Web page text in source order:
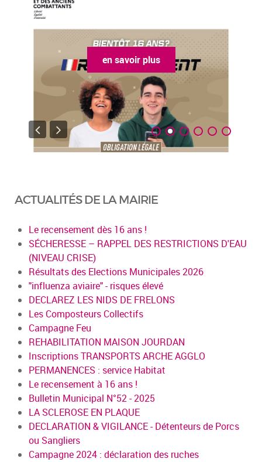
en savoir plus
ACTUALITÉS DE LA MAIRIE
Le recensement dès 16 ans !
SÉCHERESSE – RAPPEL DES RESTRICTIONS D'EAU
(NIVEAU CRISE)
Résultats des Elections Municipales 2026
"influenza aviaire" - risques élevé
DECLAREZ LES NIDS DE FRELONS
Les Composteurs Collectifs
Campagne Feu
REHABILITATION MAISON JOURDAN
Inscriptions TRANSPORTS ARCHE AGGLO
PERMANENCES : service Habitat
Le recensement à 16 ans !
Bulletin Municipal N°52 - 2025
LA SCLEROSE EN PLAQUE
DECLARATION & VIGILANCE - Détenteurs de Porcs
ou Sangliers
Campagne 2024 : déclaration des ruches